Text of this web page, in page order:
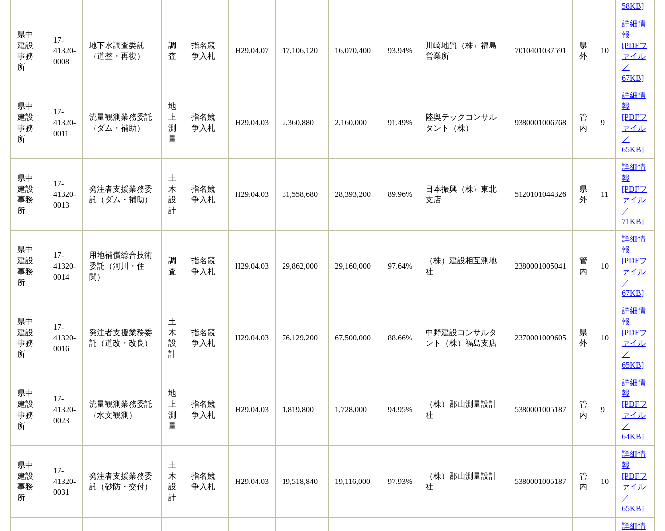
58KB]
県中
建設
事務
所
17-
41320-
0008
地下水調査委託
（道整・再復）
調
査
指名競
争入札
H29.04.07 17,106,120 16,070,400 93.94%
川崎地質（株）福島
営業所
7010401037591
県
外
10
詳細情
報
[PDFフ
ァイル
／
67KB]
県中
建設
事務
所
17-
41320-
0011
流量観測業務委託
（ダム・補助）
地
上
測
量
指名競
争入札
H29.04.03 2,360,880 2,160,000 91.49%
陸奥テックコンサル
タント（株）
9380001006768
管
内
9
詳細情
報
[PDFフ
ァイル
／
65KB]
県中
建設
事務
所
17-
41320-
0013
発注者支援業務委
託（ダム・補助）
土
木
設
計
指名競
争入札
H29.04.03 31,558,680 28,393,200 89.96%
日本振興（株）東北
支店
5120101044326
県
外
11
詳細情
報
[PDFフ
ァイル
／
71KB]
県中
建設
事務
所
17-
41320-
0014
用地補償総合技術
委託（河川・住
関）
調
査
指名競
争入札
H29.04.03 29,862,000 29,160,000 97.64%
（株）建設相互測地
社
2380001005041
管
内
10
詳細情
報
[PDFフ
ァイル
／
67KB]
県中
建設
事務
所
17-
41320-
0016
発注者支援業務委
託（道改・改良）
土
木
設
計
指名競
争入札
H29.04.03 76,129,200 67,500,000 88.66%
中野建設コンサルタ
ント（株）福島支店
2370001009605
県
外
10
詳細情
報
[PDFフ
ァイル
／
65KB]
県中
建設
事務
所
17-
41320-
0023
流量観測業務委託
（水文観測）
地
上
測
量
指名競
争入札
H29.04.03 1,819,800 1,728,000 94.95%
（株）郡山測量設計
社
5380001005187
管
内
9
詳細情
報
[PDFフ
ァイル
／
64KB]
県中
建設
事務
所
17-
41320-
0031
発注者支援業務委
託（砂防・交付）
土
木
設
計
指名競
争入札
H29.04.03 19,518,840 19,116,000 97.93%
（株）郡山測量設計
社
5380001005187
管
内
10
詳細情
報
[PDFフ
ァイル
／
65KB]
詳細情